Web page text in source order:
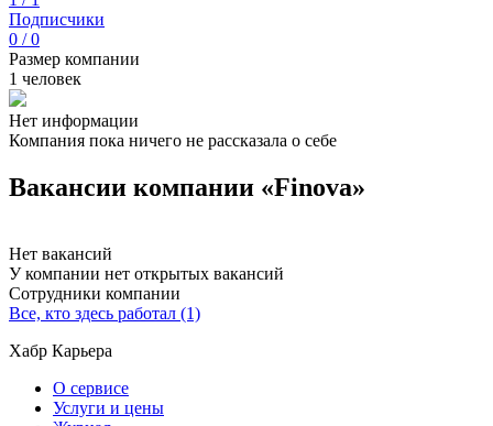
Подписчики
0 / 0
Размер компании
1 человек
Нет информации
Компания пока ничего не рассказала о себе
Вакансии компании «Finova»
Нет вакансий
У компании нет открытых вакансий
Сотрудники компании
Все, кто здесь работал (1)
Хабр Карьера
О сервисе
Услуги и цены